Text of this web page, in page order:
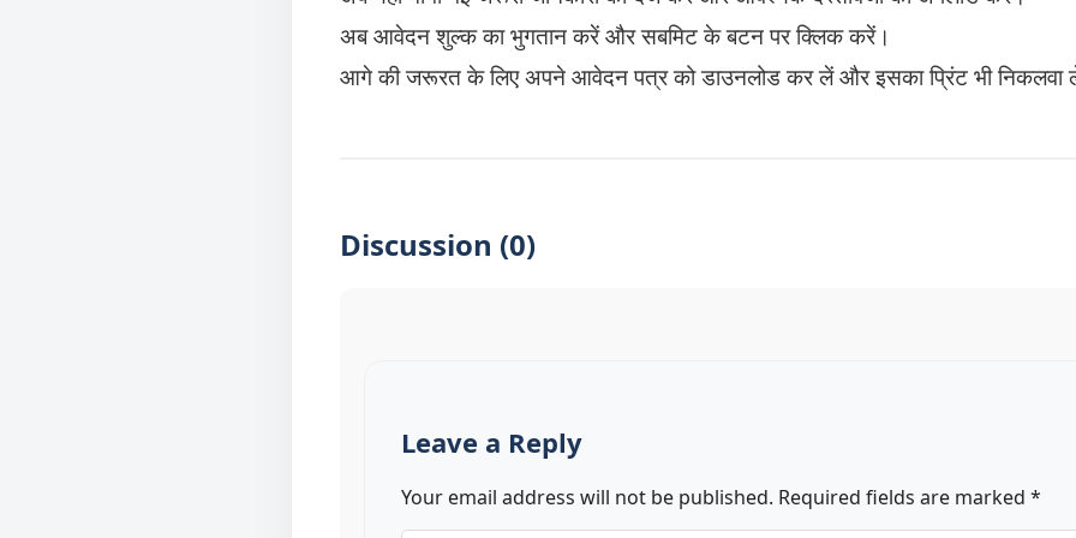
अब आवेदन शुल्क का भुगतान करें और सबमिट के बटन पर क्लिक करें।
आगे की जरूरत के लिए अपने आवेदन पत्र को डाउनलोड कर लें और इसका प्रिंट भी निकलवा
Discussion (0)
Leave a Reply
Your email address will not be published. Required fields are marked *